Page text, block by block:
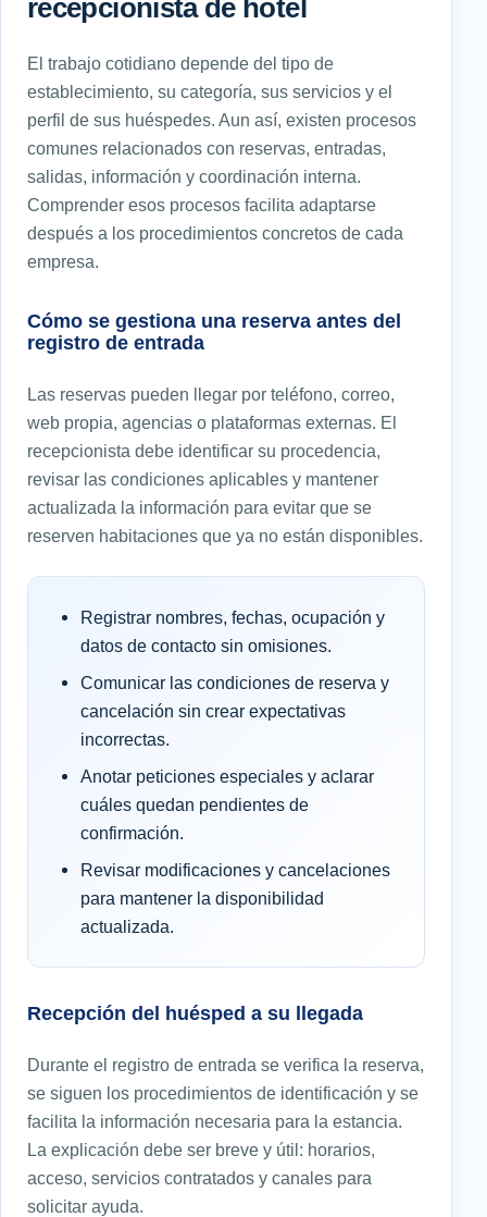
recepcionista de hotel
El trabajo cotidiano depende del tipo de
establecimiento, su categoría, sus servicios y el
perfil de sus huéspedes. Aun así, existen procesos
comunes relacionados con reservas, entradas,
salidas, información y coordinación interna.
Comprender esos procesos facilita adaptarse
después a los procedimientos concretos de cada
empresa.
Cómo se gestiona una reserva antes del
registro de entrada
Las reservas pueden llegar por teléfono, correo,
web propia, agencias o plataformas externas. El
recepcionista debe identificar su procedencia,
revisar las condiciones aplicables y mantener
actualizada la información para evitar que se
reserven habitaciones que ya no están disponibles.
Registrar nombres, fechas, ocupación y
datos de contacto sin omisiones.
Comunicar las condiciones de reserva y
cancelación sin crear expectativas
incorrectas.
Anotar peticiones especiales y aclarar
cuáles quedan pendientes de
confirmación.
Revisar modificaciones y cancelaciones
para mantener la disponibilidad
actualizada.
Recepción del huésped a su llegada
Durante el registro de entrada se verifica la reserva,
se siguen los procedimientos de identificación y se
facilita la información necesaria para la estancia.
La explicación debe ser breve y útil: horarios,
acceso, servicios contratados y canales para
solicitar ayuda.